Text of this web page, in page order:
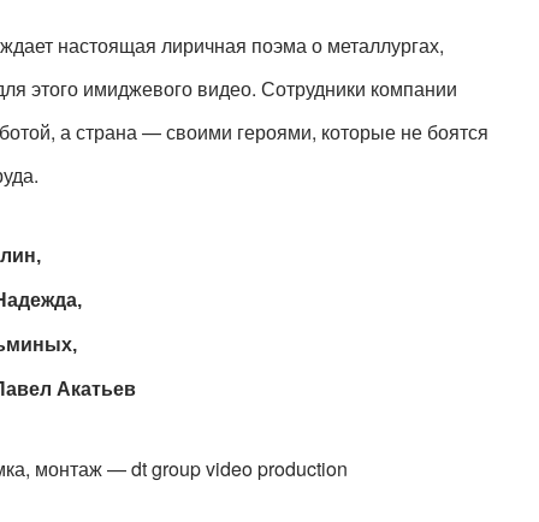
настоящая лиричная поэма о металлургах,
этого имиджевого видео. Сотрудники компании
а страна — своими героями, которые не боятся
Акатьев
монтаж — dt group video production